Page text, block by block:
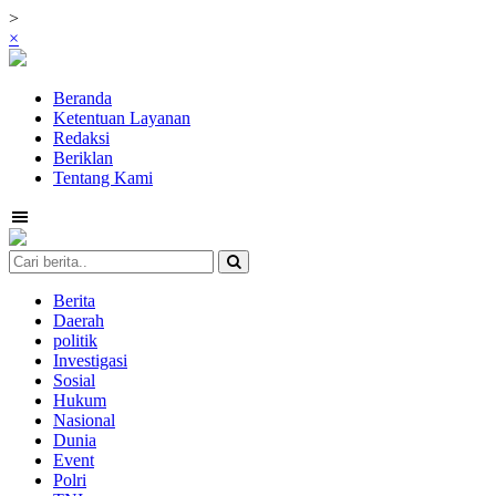
>
×
Beranda
Ketentuan Layanan
Redaksi
Beriklan
Tentang Kami
Berita
Daerah
politik
Investigasi
Sosial
Hukum
Nasional
Dunia
Event
Polri